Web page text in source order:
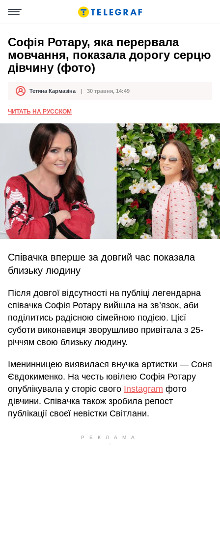
Софія Ротару, яка перервала
мовчання, показала дорогу серцю
дівчину (фото)
АвторТетяна Кармазіна
Дата публікації 30 травня, 14:49
ЧИТАТЬ НА РУССКОМ
Співачка вперше за довгий час показала
близьку людину
Після довгої відсутності на публіці легендарна
співачка Софія Ротару вийшла на зв’язок, аби
поділитись радісною сімейною подією. Цієї
суботи виконавиця зворушливо привітала з 25-
річчям свою близьку людину.
Іменинницею виявилася внучка артистки — Соня
Євдокименко. На честь ювілею Софія Ротару
опублікувала у сторіс свого Instagram фото
дівчини. Співачка також зробила репост
публікації своєї невістки Світлани.